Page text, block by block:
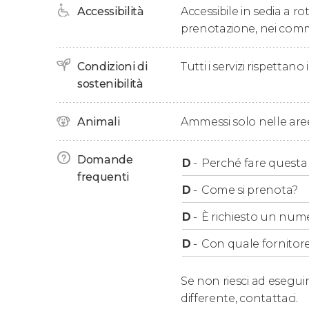
l'epoca medievale e quella rinascimentale
da antichi palazzi. Uno di questi è il Palau
vista architettonico in quanto caratterizzato
riconoscibile dal rilievo "Il trionfo di Nettuno".
anche l'esterno del
Termineremo quindi il nostro tour con la visita
abbiente di Barcellona vissuto nel XII secolo.
vicinaPlaça de la Llana , situata nei pressi del
Accessibilità
Accessibile in sedia a
prenotazione, nei
Condizioni di
sostenibilità
Tutti i servizi rispettano
Animali Ammessi solo nelle
Domande
frequenti
D - Perché fare
D - Come si prenota?
D - È richiesto un
D - Con quale
Se non riesci ad
differente, contattaci.